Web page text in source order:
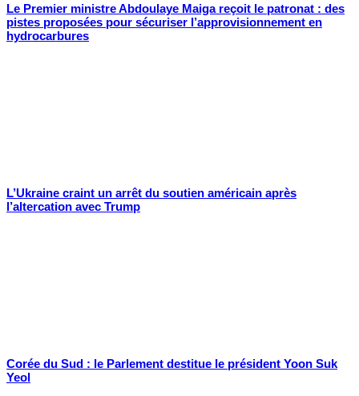
Le Premier ministre Abdoulaye Maiga reçoit le patronat : des
pistes proposées pour sécuriser l’approvisionnement en
hydrocarbures
L’Ukraine craint un arrêt du soutien américain après
l’altercation avec Trump
Corée du Sud : le Parlement destitue le président Yoon Suk
Yeol